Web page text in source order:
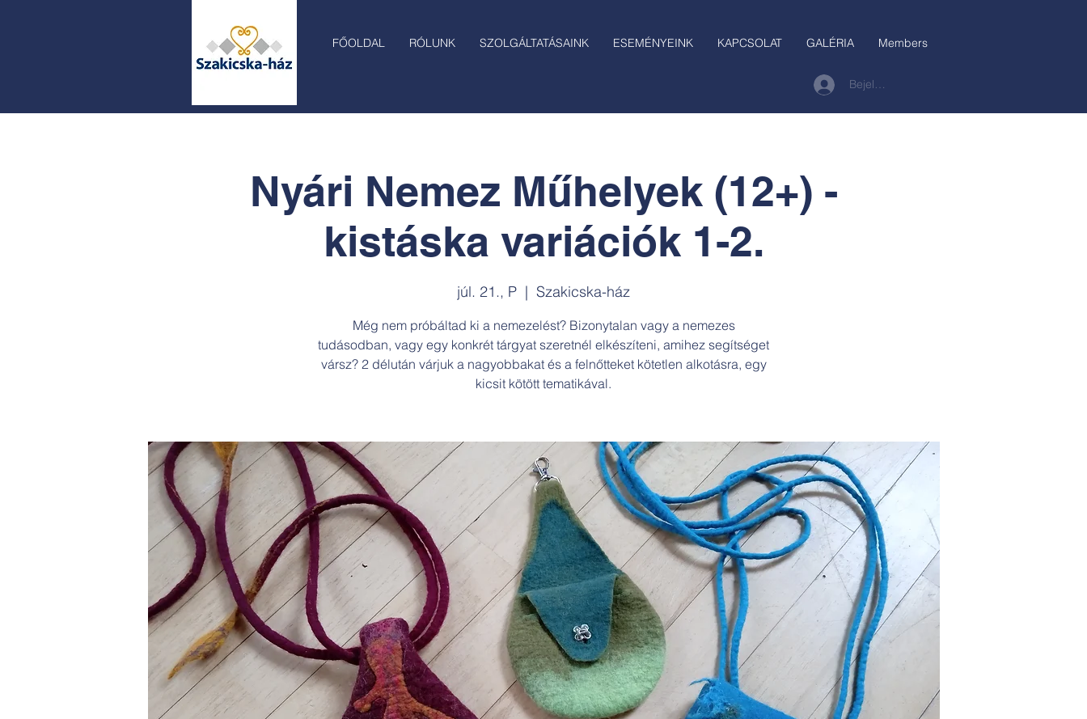
FŐOLDAL RÓLUNK SZOLGÁLTATÁSAINK ESEMÉNYEINK KAPCSOLAT GALÉRIA Members
Bejelentkezés
Nyári Nemez Műhelyek (12+) -
kistáska variációk 1-2.
júl. 21., P
  |
Szakicska-ház
Még nem próbáltad ki a nemezelést? Bizonytalan vagy a nemezes
tudásodban, vagy egy konkrét tárgyat szeretnél elkészíteni, amihez segítséget
vársz? 2 délután várjuk a nagyobbakat és a felnőtteket kötetlen alkotásra, egy
kicsit kötött tematikával.